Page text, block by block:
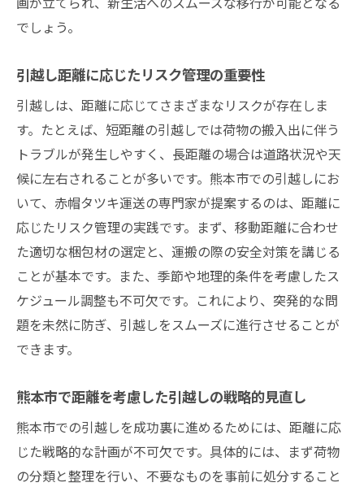
でしょう。
引越し距離に応じたリスク管理の重要性
引越しは、距離に応じてさまざまなリスクが存在しま
す。たとえば、短距離の引越しでは荷物の搬入出に伴う
トラブルが発生しやすく、長距離の場合は道路状況や天
候に左右されることが多いです。熊本市での引越しにお
いて、赤帽タツキ運送の専門家が提案するのは、距離に
応じたリスク管理の実践です。まず、移動距離に合わせ
た適切な梱包材の選定と、運搬の際の安全対策を講じる
ことが基本です。また、季節や地理的条件を考慮したス
ケジュール調整も不可欠です。これにより、突発的な問
題を未然に防ぎ、引越しをスムーズに進行させることが
できます。
熊本市で距離を考慮した引越しの戦略的見直し
熊本市での引越しを成功裏に進めるためには、距離に応
じた戦略的な計画が不可欠です。具体的には、まず荷物
の分類と整理を行い、不要なものを事前に処分すること